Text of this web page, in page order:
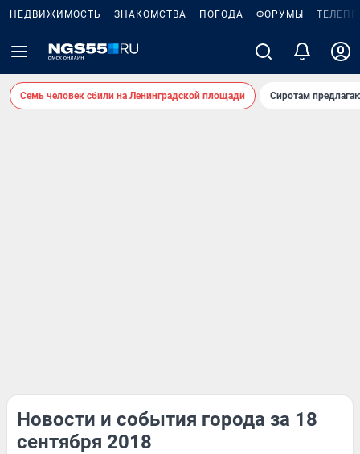
НЕДВИЖИМОСТЬ ЗНАКОМСТВА ПОГОДА ФОРУМЫ
Семь человек сбили на Ленинградской площади Сиротам
Новости и события города за 18
сентября 2018